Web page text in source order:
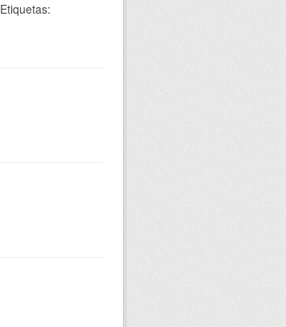
Etiquetas: